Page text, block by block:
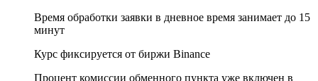
Время обработки заявки в дневное время занимает до 15
минут
Курс фиксируется от биржи Binance
Процент комиссии обменного пункта уже включен в